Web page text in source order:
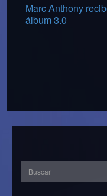
Marc Anthony
álbum 3.0